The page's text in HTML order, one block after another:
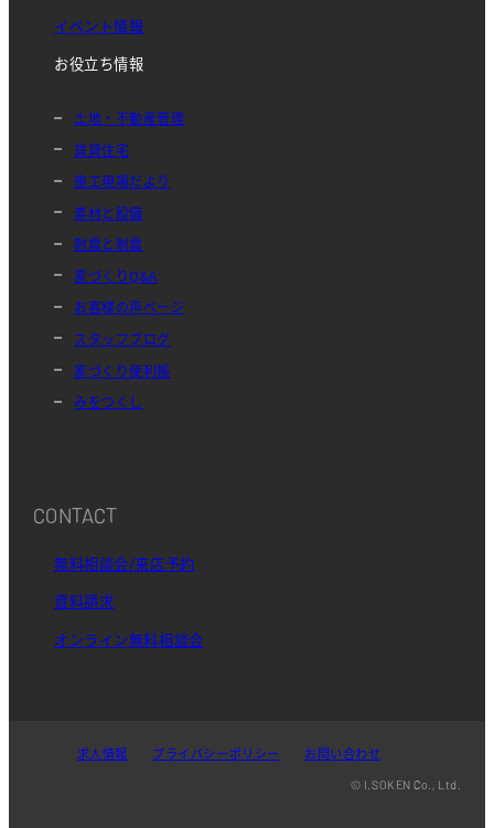
イベント情報
お役立ち情報
土地・不動産管理
賃貸住宅
施工現場だより
素材と設備
耐震と制震
家づくりQ&A
お客様の声ページ
スタッフブログ
家づくり便利帳
みをつくし
CONTACT
無料相談会/来店予約
資料請求
オンライン無料相談会
求人情報 プライバシーポリシー お問い合わせ
© I.SOKEN Co., Ltd.